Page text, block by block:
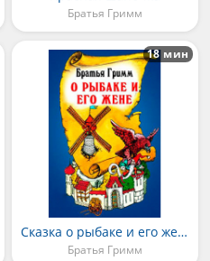
Братья Гримм
Сказка о рыбаке и его жене
Братья Гримм
18 мин